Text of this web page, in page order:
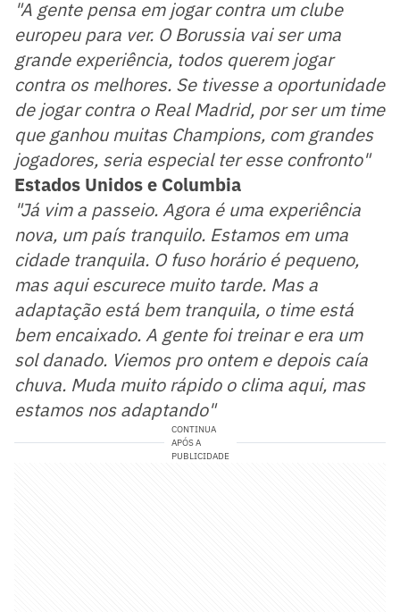
"A gente pensa em jogar contra um clube
europeu para ver. O Borussia vai ser uma
grande experiência, todos querem jogar
contra os melhores. Se tivesse a oportunidade
de jogar contra o Real Madrid, por ser um time
que ganhou muitas Champions, com grandes
jogadores, seria especial ter esse confronto"
Estados Unidos e Columbia
"Já vim a passeio. Agora é uma experiência
nova, um país tranquilo. Estamos em uma
cidade tranquila. O fuso horário é pequeno,
mas aqui escurece muito tarde. Mas a
adaptação está bem tranquila, o time está
bem encaixado. A gente foi treinar e era um
sol danado. Viemos pro ontem e depois caía
chuva. Muda muito rápido o clima aqui, mas
estamos nos adaptando"
CONTINUA
APÓS A
PUBLICIDADE